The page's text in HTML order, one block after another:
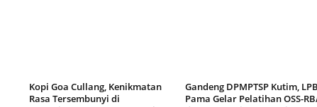
Kopi Goa Cullang, Kenikmatan
Rasa Tersembunyi di
Gandeng DPMPTSP Kutim, LPB
Pama Gelar Pelatihan OSS-